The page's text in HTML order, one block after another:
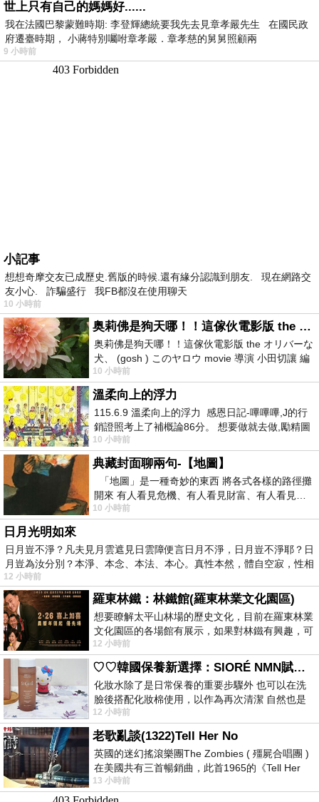
世上只有自己的媽媽好......
我在法國巴黎蒙難時期: 李登輝總統要我先去見章孝嚴先生 在國民政
府遷臺時期， 小蔣特別囑咐章孝嚴．章孝慈的舅舅照顧兩
9 小時前
小記事
想想奇摩交友已成歷史.舊版的時候.還有緣分認識到朋友. 現在網路交
友小心. 詐騙盛行 我FB都沒在使用聊天
10 小時前
奥莉佛是狗天哪！！這傢伙電影版 the オリバーな犬、 (gosh ) このヤロウ movie
奥莉佛是狗天哪！！這傢伙電影版 the オリバーな
犬、 (gosh ) このヤロウ movie 導演 小田切讓 編
劇: 小田切讓 主演: 小田切讓
10 小時前
溫柔向上的浮力
115.6.9 溫柔向上的浮力 感恩日記-嗶嗶嗶,J的行
銷證照考上了補概論86分。 想要做就去做,勵精圖
治大成功,也是表法,堅持和努力
10 小時前
典藏封面聊兩句-【地圖】
「地圖」是一種奇妙的東西 將各式各樣的路徑攤
開來 有人看見危機、有人看見財富、有人看見…
從中可以發掘出不同的
10 小時前
日月光明如來
日月豈不淨？凡夫見月雲遮見日雲障便言日月不淨，日月豈不淨耶？日
月豈為汝分別？本淨、本念、本法、本心。真性本然，體自空寂，性相
12 小時前
羅東林鐵：林鐵館(羅東林業文化園區)
想要瞭解太平山林場的歷史文化，目前在羅東林業
文化園區的各場館有展示，如果對林鐵有興趣，可
以到林鐵館。 這裡展示從山下
12 小時前
♡♡韓國保養新選擇：SIORÉ NMN賦活泡泡化妝水♡♡
化妝水除了是日常保養的重要步驟外 也可以在洗
臉後搭配化妝棉使用，以作為再次清潔 自然也是
我的保養必備品項 不過，我對於化妝
12 小時前
老歌亂談(1322)Tell Her No
英國的迷幻搖滾樂團The Zombies ( 殭屍合唱團 )
在美國共有三首暢銷曲，此首1965的《Tell Her
No》即為其中之一，在告示牌百大單曲
13 小時前